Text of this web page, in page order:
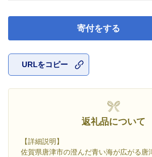
寄付をする
URLをコピー
返礼品について
【詳細説明】
佐賀県唐津市の澄んだ青い海が広がる唐